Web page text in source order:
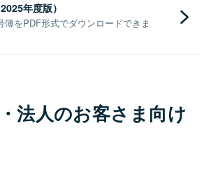
年度版）
簿をPDF形式でダウンロードできま
法人のお客さま向け